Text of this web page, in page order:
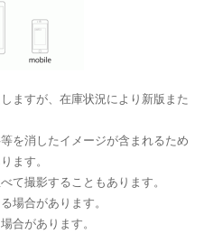
ますが、在庫状況により新版また
を消したイメージが含まれるため
ます。
て撮影することもあります。
場合があります。
合があります。